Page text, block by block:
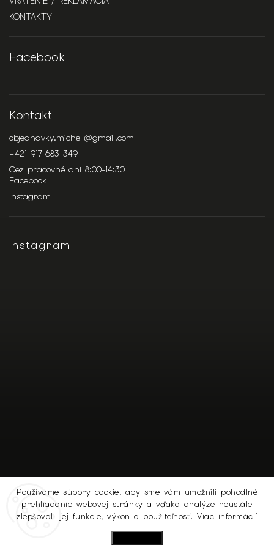
Používame súbory cookie, aby sme vám umožnili pohodlné
prehliadanie webovej stránky a vďaka analýze neustále
zlepšovali jej funkcie, výkon a použiteľnosť.Viac informácií
KONTAKTY
Facebook
Kontakt
objednavky.michell@gmail.com
+421 917 683 349
Cez pracovné dni 8:00-14:30
Facebook
Instagram
Instagram
Sledovať na Instagrame